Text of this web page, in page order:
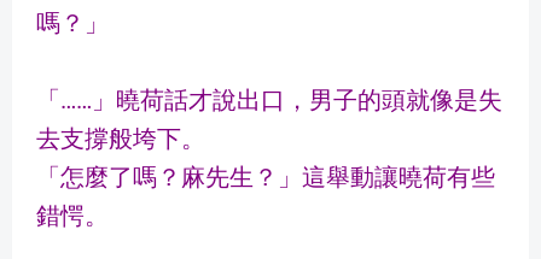
嗎？」
「……」曉荷話才說出口，男子的頭就像是失
去支撐般垮下。
「怎麼了嗎？麻先生？」這舉動讓曉荷有些
錯愕。